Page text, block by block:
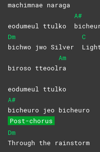
machimnae naraga
eodumeul ttulko
A#
Dm
bichwo jwo Silver
C
biroso tteool
Am
ra
eodumeul ttulko
A#
bicheuro jeo bicheuro
Post-chorus
Dm
Through the rainstorm